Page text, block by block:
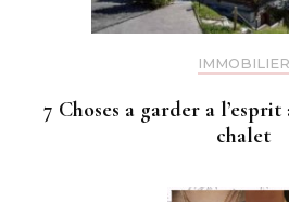
IMMOBILIER
7 Choses a garder a
chalet